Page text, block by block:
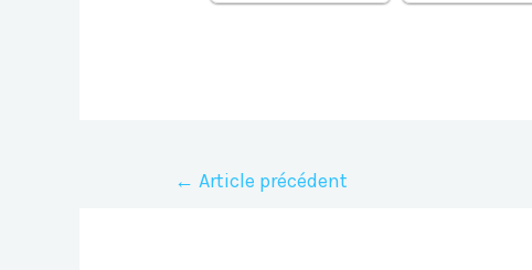
Navigation
← Article précédent